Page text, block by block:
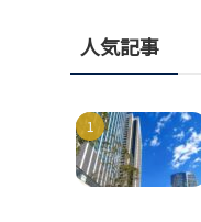
人気記事